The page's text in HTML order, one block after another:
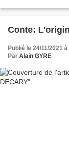
Conte:
Publié le 24/11/2021
Par Alain GYRE